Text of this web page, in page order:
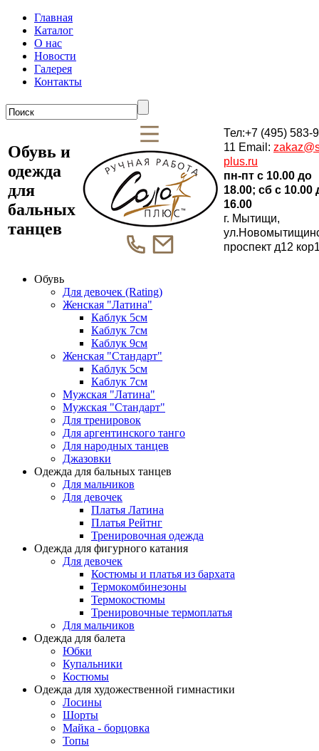
Главная
Каталог
О нас
Новости
Галерея
Контакты
Обувь и
одежда
для
бальных
танцев
Тел:+7 (495) 583-
11 Email:
plus.ru
пн-пт c 10.00 до
18.00; сб c 10.00
16.00
г. Мытищи,
проспект д12
Обувь
Для девочек (Rating)
Женская "Латина"
Каблук 5см
Каблук 7см
Каблук 9см
Женская "Стандарт"
Каблук 5см
Каблук 7см
Мужская "Латина"
Мужская "Стандарт"
Для тренировок
Для аргентинского танго
Для народных танцев
Джазовки
Одежда для бальных танцев
Для мальчиков
Для девочек
Платья Латина
Платья Рейтнг
Тренировочная одежда
Одежда для фигурного катания
Для девочек
Костюмы и платья из бархата
Термокомбинезоны
Термокостюмы
Тренировочные термоплатья
Для мальчиков
Одежда для балета
Юбки
Купальники
Костюмы
Одежда для художественной гимнастики
Лосины
Шорты
Майка - борцовка
Топы